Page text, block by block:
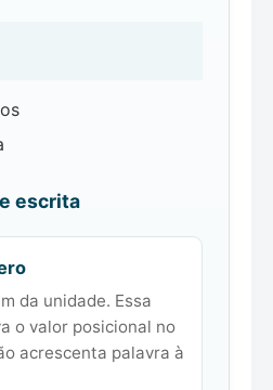
escrita
da unidade. Essa
o valor posicional no
acrescenta palavra à